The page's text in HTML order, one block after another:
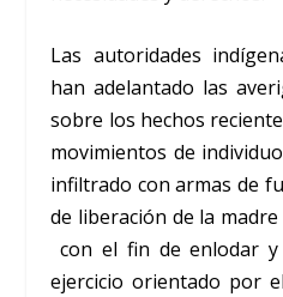
Las autoridades
han adelantado las
sobre los hechos
movimientos de
infiltrado con armas de
de liberación de la
con el fin de enlodar
ejercicio orientado por